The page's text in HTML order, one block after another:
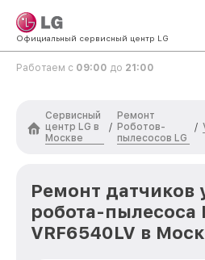
Официальный сервисный центр LG
Работаем с 09:00 до 21:00
Сервисный
центр LG в
Москве
/
Ремонт
Роботов-
пылесосов LG
/
Ремонт датчиков
робота-пылесоса
VRF6540LV в